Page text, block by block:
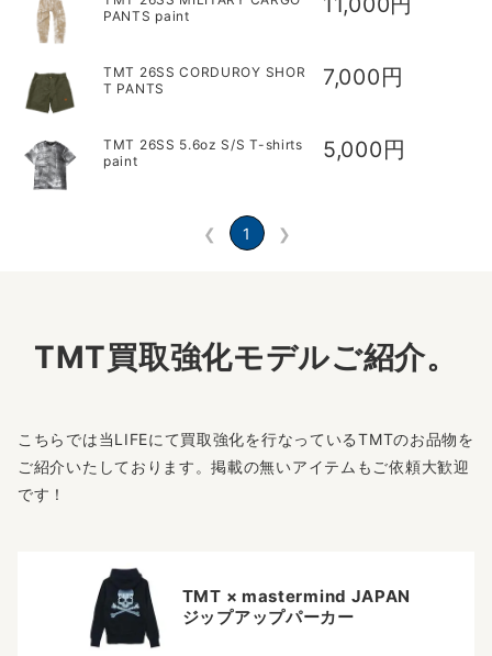
PANTS paint
TMT 26SS CORDUROY SHOR
T PANTS
7,000円
TMT 26SS 5.6oz S/S T-shirts
paint
5,000円
❮ 1 ❯
TMT買取強化モデルご紹介。
こちらでは当LIFEにて買取強化を行なっているTMTのお品物を
ご紹介いたしております。掲載の無いアイテムもご依頼大歓迎
です！
TMT × mastermind JAPAN
ジップアップパーカー